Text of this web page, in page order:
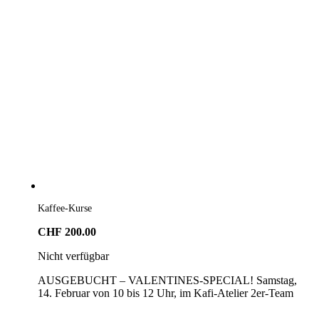
Kaffee-Kurse
CHF 200.00
Nicht verfügbar
AUSGEBUCHT – VALENTINES-SPECIAL! Samstag,
14. Februar von 10 bis 12 Uhr, im Kafi-Atelier 2er-Team